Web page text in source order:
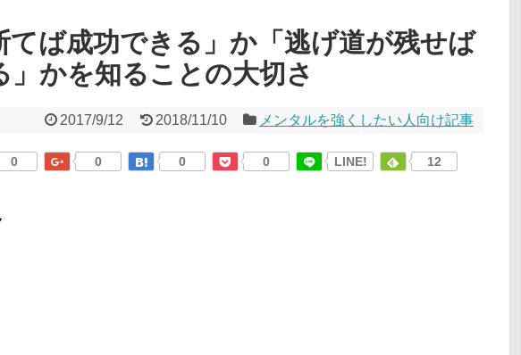
てば成功できる」か「逃げ道が残せば
」かを知ることの大切さ
2017/9/12 2018/11/10 メンタルを強くしたい人向け記事
0 0 0 0 LINE! 12